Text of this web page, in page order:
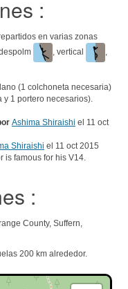
:
en varias zonas
, vertical
,
(1 colchoneta necesaria)
y 1 portero necesarios).
Ashima Shiraishi el 11 oct
Shiraishi el 11 oct 2015
is famous for his V14.
:
County, Suffern,
200 km alrededor.